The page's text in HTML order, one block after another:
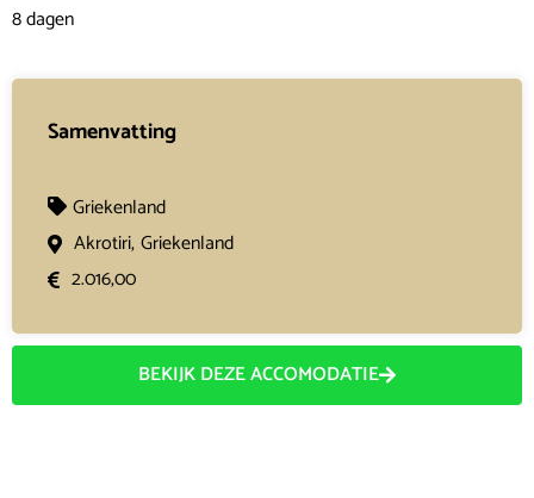
8 dagen
Samenvatting
Griekenland
Akrotiri,Griekenland
2.016,00
BEKIJK DEZE ACCOMODATIE